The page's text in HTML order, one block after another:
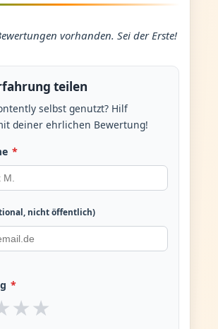
vorhanden. Sei der Erste!
teilen
selbst genutzt? Hilf
deiner ehrlichen Bewertung!
*
nicht öffentlich)
*
★ ★